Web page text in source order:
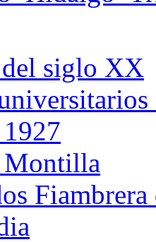
siglo XX
Montilla
Fiambrera